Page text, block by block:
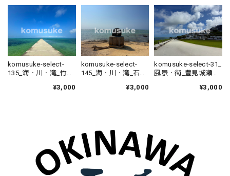
komusuke-select-
135_海・川・滝_竹富
¥3,000
komusuke-select-
145_海・川・滝_石垣
¥3,000
komusuke-select-31_
風景・街_豊見城瀬長
¥3,000